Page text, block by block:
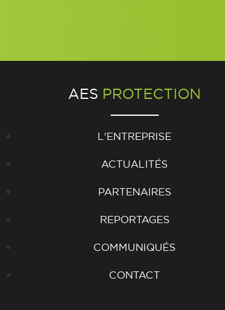
AES PROTECTION
L'ENTREPRISE
ACTUALITÉS
PARTENAIRES
REPORTAGES
COMMUNIQUÉS
CONTACT